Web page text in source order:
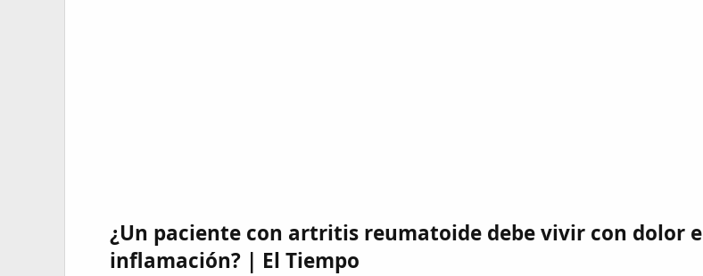
¿Un paciente con artritis reumatoide debe vivir con dolor e
inflamación? | El Tiempo